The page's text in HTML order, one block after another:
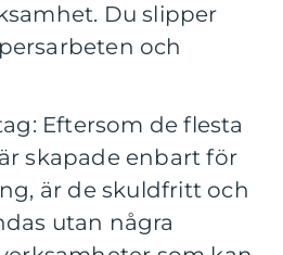
Du slipper
och
Eftersom de flesta
skapade enbart för
är de skuldfritt och
utan några